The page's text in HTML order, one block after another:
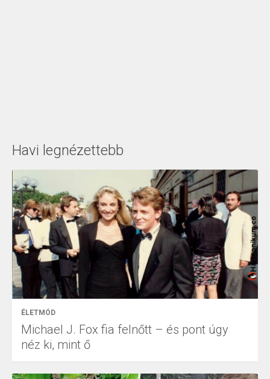
Havi legnézettebb
ÉLETMÓD
Michael J. Fox fia felnőtt – és pont úgy
néz ki, mint ő